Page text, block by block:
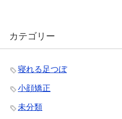
カテゴリー
寝れる足つぼ
小顔矯正
未分類